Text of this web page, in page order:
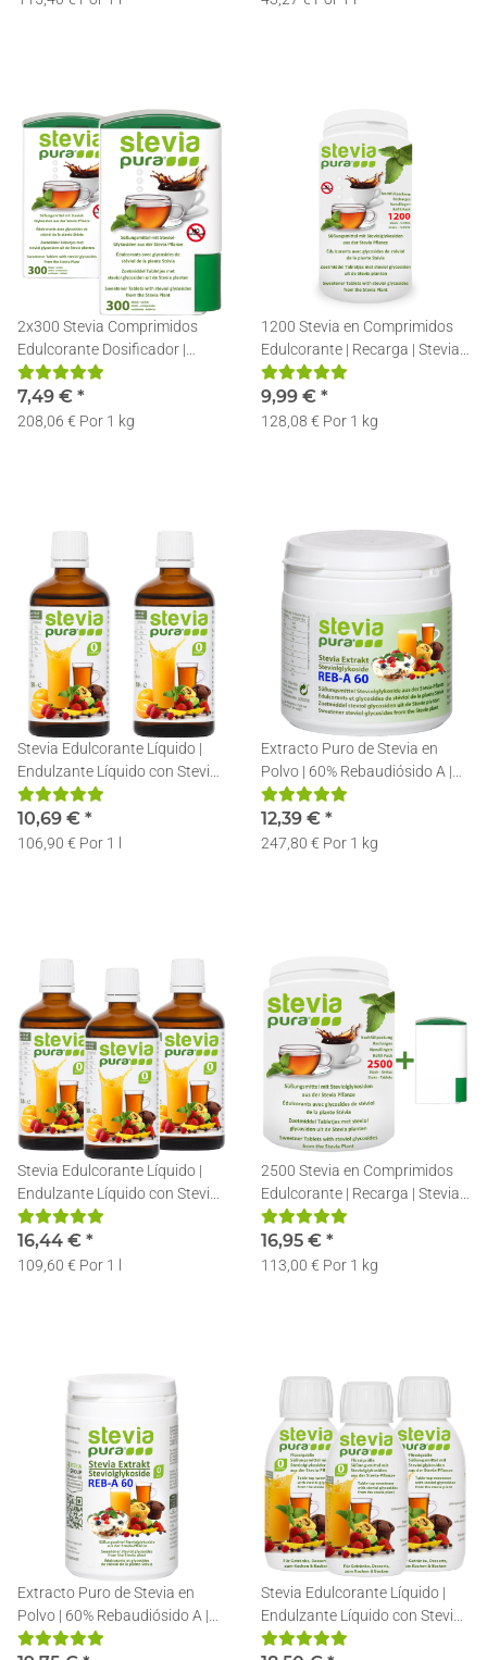
2x300 Stevia Comprimidos
Edulcorante Dosificador |
Stevia en Pastillas
Dispensador
7,49 € *
208,06 € Por 1 kg
1200 Stevia en Comprimidos
Edulcorante | Recarga | Stevia
Pastillas + Dosificador
9,99 € *
128,08 € Por 1 kg
Stevia Edulcorante Líquido |
Endulzante Líquido con Stevia |
Stevia en gotas | 2x50ml
10,69 € *
106,90 € Por 1 l
Extracto Puro de Stevia en
Polvo | 60% Rebaudiósido A |
Incl. Cuchara Dosificadora |
50g
12,39 € *
247,80 € Por 1 kg
Stevia Edulcorante Líquido |
Endulzante Líquido con Stevia |
Stevia en gotas | 3x50ml
16,44 € *
109,60 € Por 1 l
2500 Stevia en Comprimidos
Edulcorante | Recarga | Stevia
Pastillas + Dosificador
16,95 € *
113,00 € Por 1 kg
Extracto Puro de Stevia en
Polvo | 60% Rebaudiósido A |
Incl. Cuchara Dosificadora |
Stevia Edulcorante Líquido |
Endulzante Líquido con Stevia |
Stevia en gotas | 3x150ml